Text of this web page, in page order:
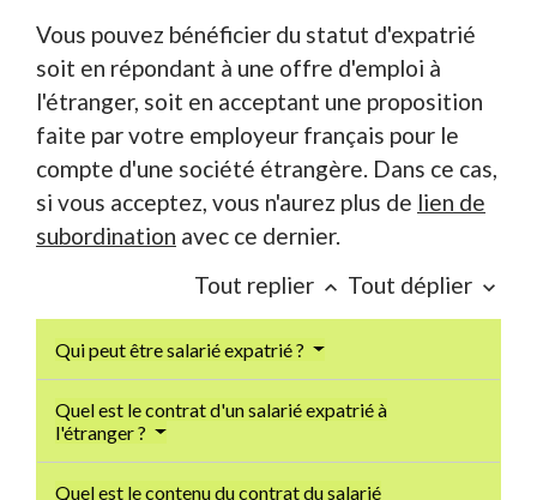
Vous pouvez bénéficier du statut d'expatrié
soit en répondant à une offre d'emploi à
l'étranger, soit en acceptant une proposition
faite par votre employeur français pour le
compte d'une société étrangère. Dans ce cas,
si vous acceptez, vous n'aurez plus de lien de
subordination avec ce dernier.
Tout replier keyboard_arrow_up Tout déplier keyboard_arrow_down
Qui peut être salarié expatrié ?
Quel est le contrat d'un salarié expatrié à
l'étranger ?
Quel est le contenu du contrat du salarié